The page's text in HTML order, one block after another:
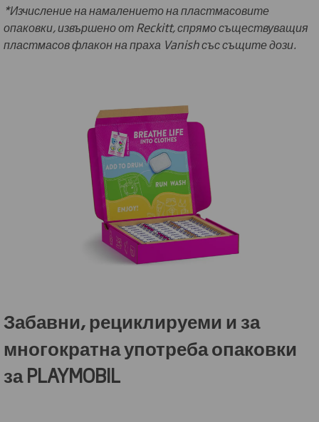
*Изчисление на намалението на пластмасовите
опаковки, извършено от Reckitt, спрямо съществуващия
пластмасов флакон на праха Vanish със същите дози.
Забавни, рециклируеми и за
многократна употреба опаковки
за PLAYMOBIL